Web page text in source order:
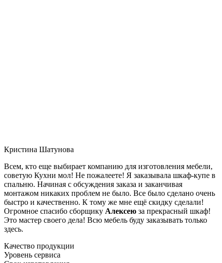
Кристина Шатунова
Всем, кто еще выбирает компанию для изготовления мебели,
советую Кухни мол! Не пожалеете! Я заказывала шкаф-купе в
спальню. Начиная с обсуждения заказа и заканчивая
монтажом никаких проблем не было. Все было сделано очень
быстро и качественно. К тому же мне ещё скидку сделали!
Огромное спасибо сборщику Алексею за прекрасный шкаф!
Это мастер своего дела! Всю мебель буду заказывать только
здесь.
Качество продукции
Уровень сервиса